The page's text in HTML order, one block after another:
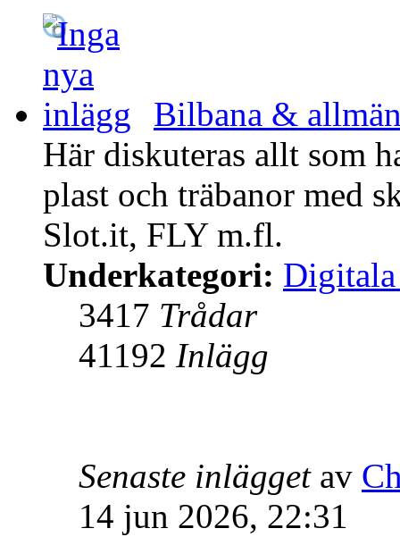
Bilbana &
Här diskuteras allt som
plast och träbanor med
Slot.it, FLY m.fl.
Underkategori:
3417 Trådar
41192 Inlägg
Senaste inläggetav
14 jun 2026, 22:31